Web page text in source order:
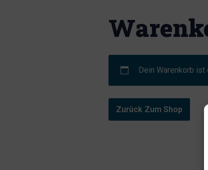
Dein Warenkorb ist
Zurück Zum Shop